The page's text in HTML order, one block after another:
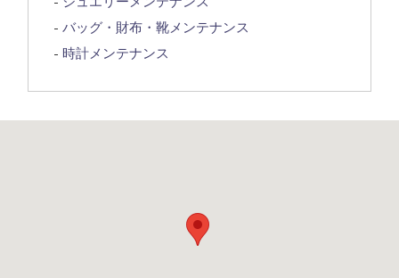
バッグ・財布・靴メンテナンス
時計メンテナンス